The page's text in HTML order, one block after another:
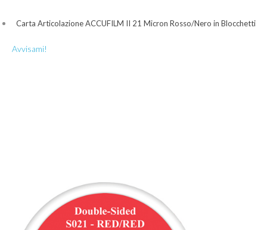
Carta Articolazione ACCUFILM II 21 Micron Rosso/Nero in Blocchetti
Avvisami!